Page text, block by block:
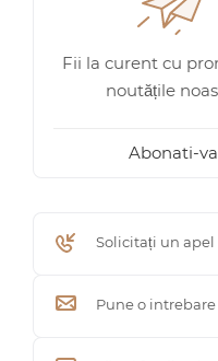
Fii la curent cu
noutățile
Abonati-va
Solicitați un apel
Pune o intrebare